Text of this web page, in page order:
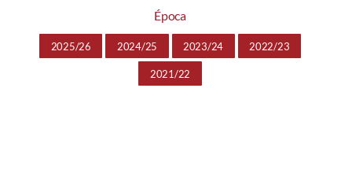
Época
2025/26 2024/25 2023/24 2022/23
2021/22